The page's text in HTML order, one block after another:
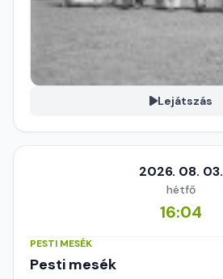
Lejátszás
2026. 08. 03.
hétfő
16:04
PESTI MESÉK
Pesti mesék